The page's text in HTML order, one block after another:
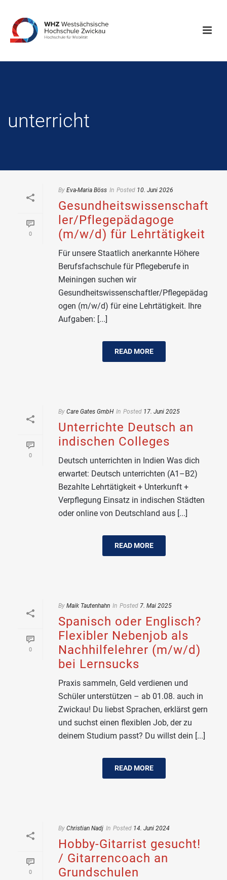
unterricht
0
By Eva-Maria Böss In Posted 10. Juni 2026
Gesundheitswissenschaft
ler/Pflegepädagoge
(m/w/d) für Lehrtätigkeit
Für unsere Staatlich anerkannte Höhere
Berufsfachschule für Pflegeberufe in
Meiningen suchen wir
Gesundheitswissenschaftler/Pflegepädag
ogen (m/w/d) für eine Lehrtätigkeit. Ihre
Aufgaben: [...]
READ MORE
0
By Care Gates GmbH In Posted 17. Juni 2025
Unterrichte Deutsch an
indischen Colleges
Deutsch unterrichten in Indien Was dich
erwartet: Deutsch unterrichten (A1–B2)
Bezahlte Lehrtätigkeit + Unterkunft +
Verpflegung Einsatz in indischen Städten
oder online von Deutschland aus [...]
READ MORE
0
By Maik Tautenhahn In Posted 7. Mai 2025
Spanisch oder Englisch?
Flexibler Nebenjob als
Nachhilfelehrer (m/w/d)
bei Lernsucks
Praxis sammeln, Geld verdienen und
Schüler unterstützen – ab 01.08. auch in
Zwickau! Du liebst Sprachen, erklärst gern
und suchst einen flexiblen Job, der zu
deinem Studium passt? Du willst dein [...]
READ MORE
0
By Christian Nadj In Posted 14. Juni 2024
Hobby-Gitarrist gesucht!
/ Gitarrencoach an
Grundschulen